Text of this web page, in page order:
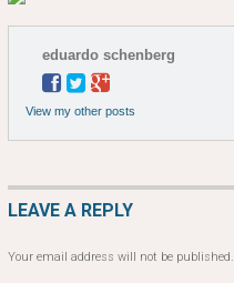
eduardo schenberg
View my other posts
LEAVE A REPLY
Your email address will not be published.